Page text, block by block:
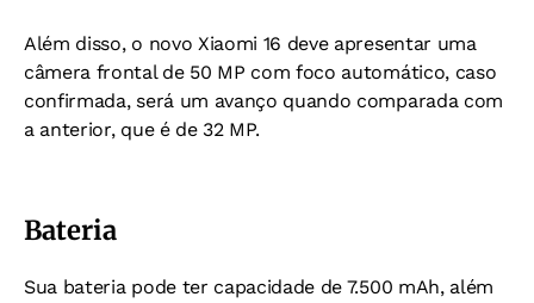
Além disso, o novo Xiaomi 16 deve apresentar uma
câmera frontal de 50 MP com foco automático, caso
confirmada, será um avanço quando comparada com
a anterior, que é de 32 MP.
Bateria
Sua bateria pode ter capacidade de 7.500 mAh, além